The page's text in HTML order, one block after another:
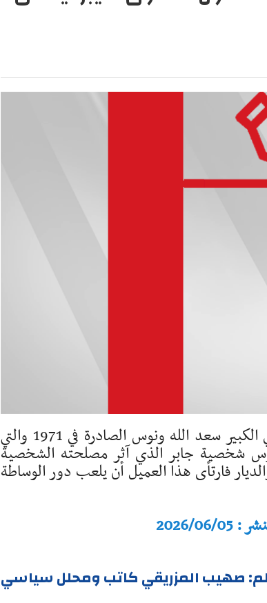
في مسرحية مغامرة رأس المملوك جابر للكاتب المسرحي الكبير سعد الله ونوس الصادرة في 1971 والتي
بغداد في 1258 اعتمىد ونوس شخصية جابر الذي آثر مصلحته الشخصية
فارتأى هذا العميل أن يلعب دور الوساطة
05
صهيب المزريقي كاتب ومحلل سياسي